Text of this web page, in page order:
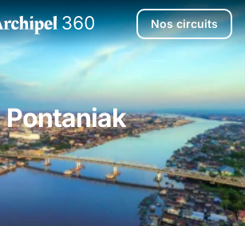
Nos circuits
Pontaniak